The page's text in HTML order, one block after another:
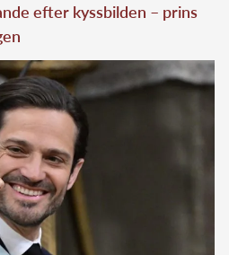
efter kyssbilden – prins